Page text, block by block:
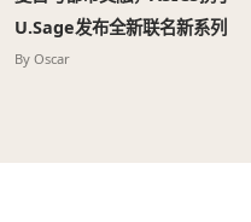
U.Sage发布全新联名新系列
By Oscar